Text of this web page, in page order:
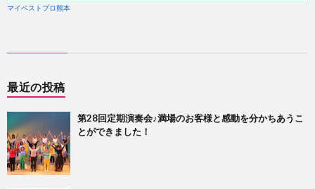
最近の投稿
第28回定期演奏会♪満場のお客様と感動を分かちあうこ
とができました！